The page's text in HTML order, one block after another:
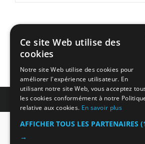
Copyright © 2011-2026 ITIntegrans
Ce site Web utilise des
cookies
Notre site Web utilise des cookies pour
améliorer l'expérience utilisateur. En
utilisant notre site Web, vous acceptez
les cookies conformément à notre
relative aux cookies. En savoir plus
AFFICHER TOUS LES PARTENAIRES
→